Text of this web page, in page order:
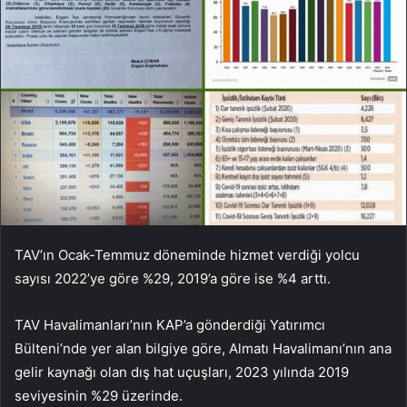
TAV’ın Ocak-Temmuz döneminde hizmet verdiği yolcu
sayısı 2022’ye göre %29, 2019’a göre ise %4 arttı.
TAV Havalimanları’nın KAP’a gönderdiği Yatırımcı
Bülteni’nde yer alan bilgiye göre, Almatı Havalimanı’nın ana
gelir kaynağı olan dış hat uçuşları, 2023 yılında 2019
seviyesinin %29 üzerinde.